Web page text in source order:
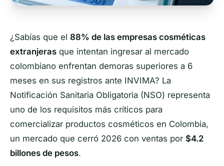
¿Sabías que el 88% de las empresas cosméticas
extranjeras que intentan ingresar al mercado
colombiano enfrentan demoras superiores a 6
meses en sus registros ante INVIMA? La
Notificación Sanitaria Obligatoria (NSO) representa
uno de los requisitos más críticos para
comercializar productos cosméticos en Colombia,
un mercado que cerró 2026 con ventas por $4.2
billones de pesos.